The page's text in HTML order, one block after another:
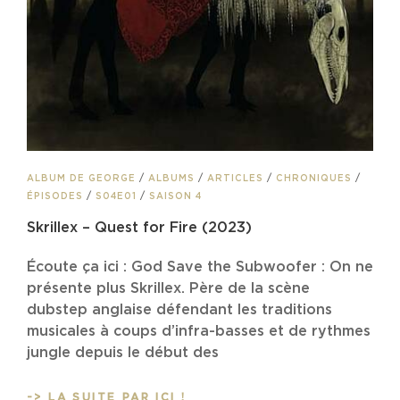
CAT
LINKS
ALBUM DE GEORGE / ALBUMS / ARTICLES / CHRONIQUES /
ÉPISODES / S04E01 / SAISON 4
Skrillex – Quest for Fire (2023)
Écoute ça ici : God Save the Subwoofer : On ne
présente plus Skrillex. Père de la scène
dubstep anglaise défendant les traditions
musicales à coups d’infra-basses et de rythmes
jungle depuis le début des
-> LA SUITE PAR ICI !